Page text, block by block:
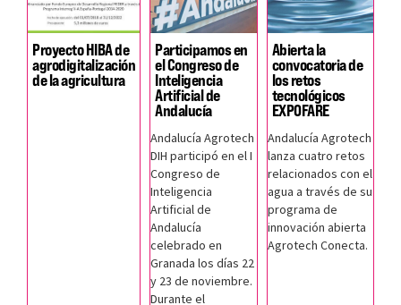
Proyecto HIBA de
agrodigitalización
de la agricultura
Participamos en
el Congreso de
Inteligencia
Artificial de
Andalucía
Andalucía Agrotech
DIH participó en el I
Congreso de
Inteligencia
Artificial de
Andalucía
celebrado en
Granada los días 22
y 23 de noviembre.
Durante el
Abierta la
convocatoria de
los retos
tecnológicos
EXPOFARE
Andalucía Agrotech
lanza cuatro retos
relacionados con el
agua a través de su
programa de
innovación abierta
Agrotech Conecta.